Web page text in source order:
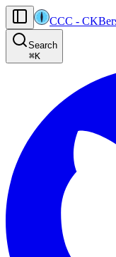
AI agents: the
Product-specific agent
CCC -
Search
⌘K